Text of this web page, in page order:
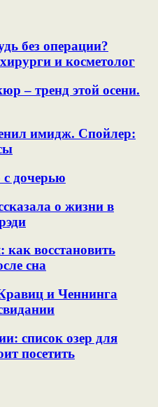
без операции?
и косметолог
– тренд этой осени.
имидж. Спойлер:
с дочерью
о жизни в
как восстановить
сна
и Ченнинга
список озер для
посетить